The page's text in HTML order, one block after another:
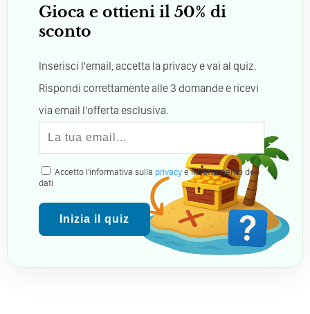
Gioca e ottieni il 50% di
sconto
Inserisci l'email, accetta la privacy e vai al quiz.
Rispondi correttamente alle 3 domande e ricevi
via email l'offerta esclusiva.
Accetto l'informativa sulla privacy e il trattamento dei
dati
Inizia il quiz